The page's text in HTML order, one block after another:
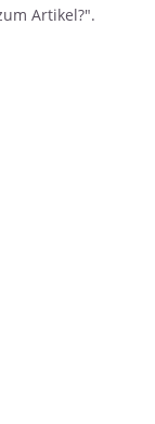
Artikel?".